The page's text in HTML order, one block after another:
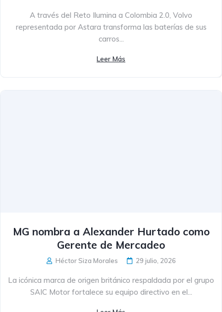
A través del Reto Ilumina a Colombia 2.0, Volvo
representada por Astara transforma las baterías de sus
carros...
Leer Más
MG nombra a Alexander Hurtado como
Gerente de Mercadeo
Héctor Siza Morales 29 julio, 2026
La icónica marca de origen británico respaldada por el grupo
SAIC Motor fortalece su equipo directivo en el...